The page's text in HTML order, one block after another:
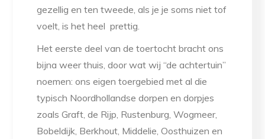
gezellig en ten tweede, als je je soms niet tof
voelt, is het heel prettig.
Het eerste deel van de toertocht bracht ons
bijna weer thuis, door wat wij “de achtertuin”
noemen: ons eigen toergebied met al die
typisch Noordhollandse dorpen en dorpjes
zoals Graft, de Rijp, Rustenburg, Wogmeer,
Bobeldijk, Berkhout, Middelie, Oosthuizen en